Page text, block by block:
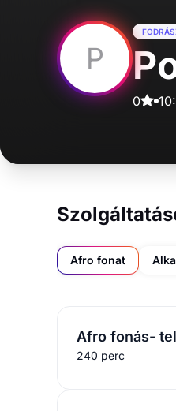
P
0
Afro fonat
Afro fonás-
240 perc